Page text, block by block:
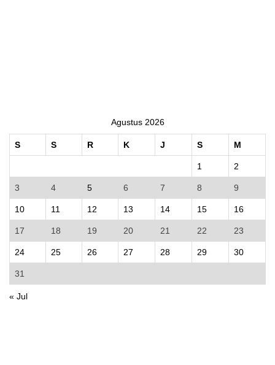
Agustus 2026
S S R K J S M
1 2
3 4 5 6 7 8 9
10 11 12 13 14 15 16
17 18 19 20 21 22 23
24 25 26 27 28 29 30
31
« Jul